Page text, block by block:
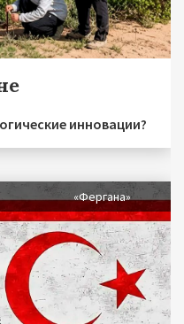
инновации?
«Фергана»